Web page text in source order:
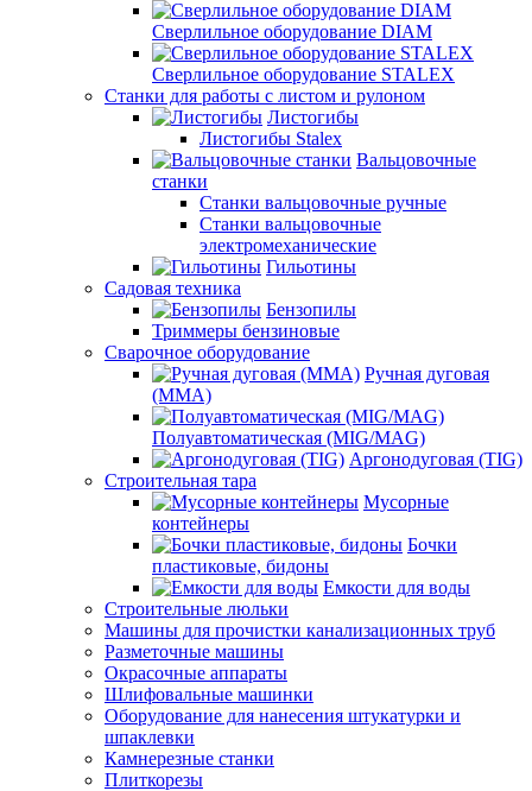
Сверлильное оборудование DIAM
Сверлильное оборудование STALEX
Станки для работы с листом и рулоном
Листогибы
Листогибы Stalex
Вальцовочные
станки
Станки вальцовочные ручные
Станки вальцовочные
электромеханические
Гильотины
Садовая техника
Бензопилы
Триммеры бензиновые
Сварочное оборудование
Ручная дуговая
(MMA)
Полуавтоматическая (MIG/MAG)
Аргонодуговая (TIG)
Строительная тара
Мусорные
контейнеры
Бочки
пластиковые, бидоны
Емкости для воды
Строительные люльки
Машины для прочистки канализационных труб
Разметочные машины
Окрасочные аппараты
Шлифовальные машинки
Оборудование для нанесения штукатурки и
шпаклевки
Камнерезные станки
Плиткорезы